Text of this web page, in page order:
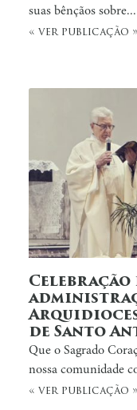
suas bênçãos sobre...
« ver publicação »
Celebração
de Santo
Que o Sagrado
nossa comunidade
« ver publicação »